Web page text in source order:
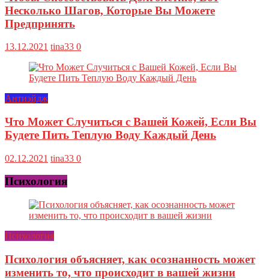
Несколько Шагов, Которые Вы Можете
Предпринять
13.12.2021 tina33 0
Антиэйдж
Что Может Случиться с Вашей Кожей, Если Вы
Будете Пить Теплую Воду Каждый День
02.12.2021 tina33 0
Психология
Психология
Психология объясняет, как осознанность может
изменить то, что происходит в вашей жизни